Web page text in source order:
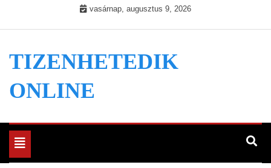
vasárnap, augusztus 9, 2026
TIZENHETEDIK
ONLINE
Toggle
navigation